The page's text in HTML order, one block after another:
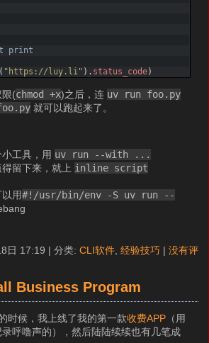
print
( "https://luy.li" ) . status_code)
限(chmod +x)之后，连 uv run foo.py
就可以跑起来了。
工具，用 uv run --with ...
留下来，就上 inline script
以用#!/usr/bin/env -S uv run --
日 17:19 | 分类: CLI软件 经验技巧 | 没有评
Business Program
时候，我上线了我的第一款收费APP （用
呼噜声的），然后陆陆续续也有几笔成